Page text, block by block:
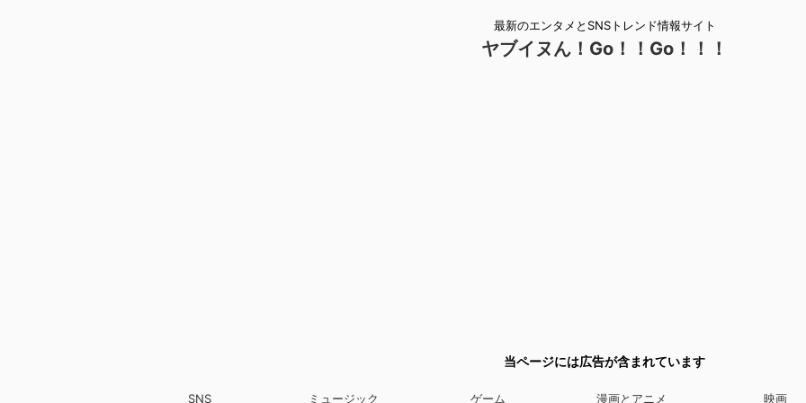
最新のエンタメとSNSトレンド情報サイト
ヤブイヌん！Go！！Go！！！
当ページには広告が含まれています
SNS ミュージック ゲーム 漫画とアニメ 映画